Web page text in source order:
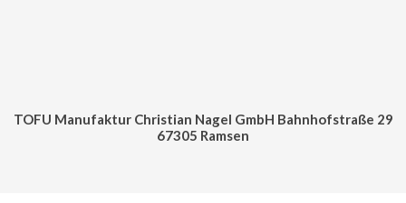
TOFU Manufaktur Christian Nagel GmbH Bahnhofstraße 29
67305 Ramsen